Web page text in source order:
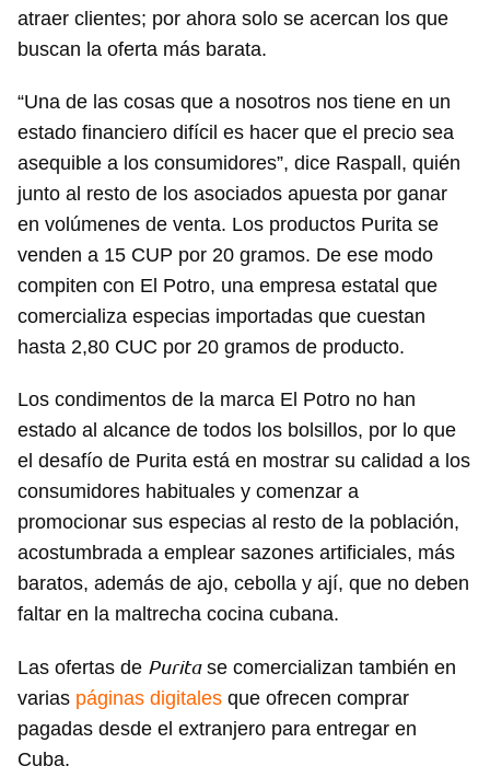
Guardar como favorito
Para poder guardar como favorito, primero has de
iniciar sesión con tu cuenta de 14ymedio.
INICIAR SESIÓN CANCELAR
atraer clientes; por ahora solo se acercan los que
buscan la oferta más barata.
“Una de las cosas que a nosotros nos tiene en un
estado financiero difícil es hacer que el precio sea
asequible a los consumidores”, dice Raspall, quién
junto al resto de los asociados apuesta por ganar
en volúmenes de venta. Los productos Purita se
venden a 15 CUP por 20 gramos. De ese modo
compiten con El Potro, una empresa estatal que
comercializa especias importadas que cuestan
hasta 2,80 CUC por 20 gramos de producto.
Los condimentos de la marca El Potro no han
estado al alcance de todos los bolsillos, por lo que
el desafío de Purita está en mostrar su calidad a los
consumidores habituales y comenzar a
promocionar sus especias al resto de la población,
acostumbrada a emplear sazones artificiales, más
baratos, además de ajo, cebolla y ají, que no deben
faltar en la maltrecha cocina cubana.
Las ofertas de Puritase comercializan también en
varias páginas digitales que ofrecen comprar
pagadas desde el extranjero para entregar en
Cuba.